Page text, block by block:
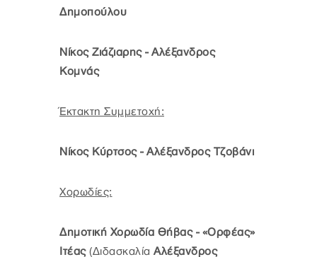
Δημοπούλου
Νίκος Ζιάζιαρης - Αλέξανδρος
Κομνάς
Έκτακτη Συμμετοχή:
Νίκος Κύρτσος - Αλέξανδρος Τζοβάνι
Χορωδίες:
Δημοτική Χορωδία Θήβας - «Ορφέας»
Ιτέας(Διδασκαλία Αλέξανδρος